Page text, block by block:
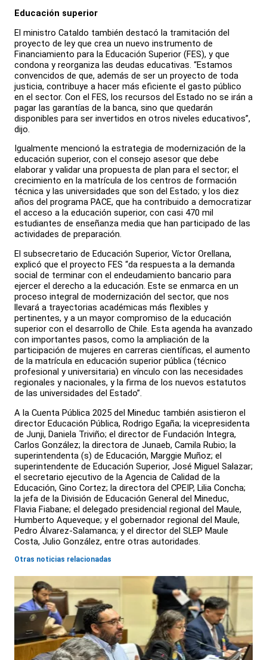
Educación superior
El ministro Cataldo también destacó la tramitación del
proyecto de ley que crea un nuevo instrumento de
Financiamiento para la Educación Superior (FES), y que
condona y reorganiza las deudas educativas. “Estamos
convencidos de que, además de ser un proyecto de toda
justicia, contribuye a hacer más eficiente el gasto público
en el sector. Con el FES, los recursos del Estado no se irán a
pagar las garantías de la banca, sino que quedarán
disponibles para ser invertidos en otros niveles educativos”,
dijo.
Igualmente mencionó la estrategia de modernización de la
educación superior, con el consejo asesor que debe
elaborar y validar una propuesta de plan para el sector; el
crecimiento en la matrícula de los centros de formación
técnica y las universidades que son del Estado; y los diez
años del programa PACE, que ha contribuido a democratizar
el acceso a la educación superior, con casi 470 mil
estudiantes de enseñanza media que han participado de las
actividades de preparación.
El subsecretario de Educación Superior, Víctor Orellana,
explicó que el proyecto FES “da respuesta a la demanda
social de terminar con el endeudamiento bancario para
ejercer el derecho a la educación. Este se enmarca en un
proceso integral de modernización del sector, que nos
llevará a trayectorias académicas más flexibles y
pertinentes, y a un mayor compromiso de la educación
superior con el desarrollo de Chile. Esta agenda ha avanzado
con importantes pasos, como la ampliación de la
participación de mujeres en carreras científicas, el aumento
de la matrícula en educación superior pública (técnico
profesional y universitaria) en vínculo con las necesidades
regionales y nacionales, y la firma de los nuevos estatutos
de las universidades del Estado”.
A la Cuenta Pública 2025 del Mineduc también asistieron el
director Educación Pública, Rodrigo Egaña; la vicepresidenta
de Junji, Daniela Triviño; el director de Fundación Integra,
Carlos González; la directora de Junaeb, Camila Rubio; la
superintendenta (s) de Educación, Marggie Muñoz; el
superintendente de Educación Superior, José Miguel Salazar;
el secretario ejecutivo de la Agencia de Calidad de la
Educación, Gino Cortez; la directora del CPEIP, Lilia Concha;
la jefa de la División de Educación General del Mineduc,
Flavia Fiabane; el delegado presidencial regional del Maule,
Humberto Aqueveque; y el gobernador regional del Maule,
Pedro Álvarez-Salamanca; y el director del SLEP Maule
Costa, Julio González, entre otras autoridades.
Otras noticias relacionadas